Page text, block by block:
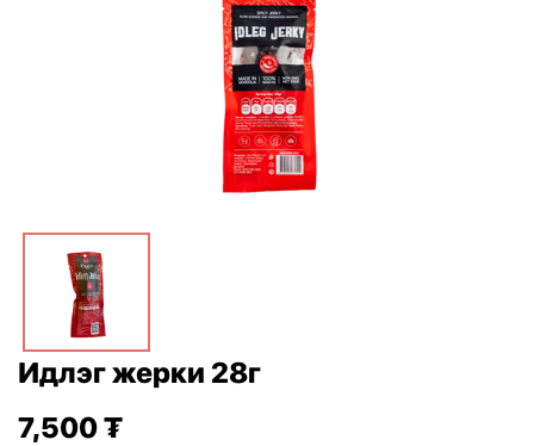
Идлэг жерки 28г
7,500₮